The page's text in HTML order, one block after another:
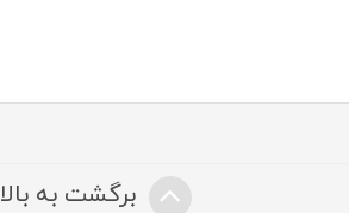
برگشت به بالا